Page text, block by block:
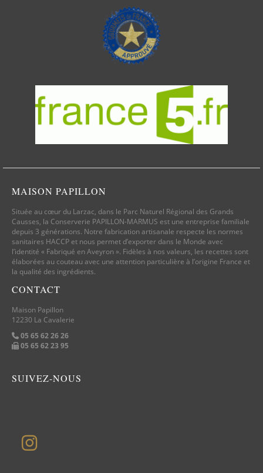
MAISON PAPILLON
Située au cœur du Larzac, dans le Parc Naturel Régional des Grands
Causses, la Conserverie PAPILLON-MARMUS est une entreprise familiale
depuis 3 générations. Notre fabrication artisanale respecte les normes
sanitaires HACCP et nous permet d’exporter dans le Monde avec
l’identité « Fabriqué en Aveyron ». Fidèles à nos valeurs, les recettes sont
élaborées au couteau avec une attention particulière à l’origine France et
la qualité des ingrédients.
CONTACT
Maison Papillon
12230 La Cavalerie
05 65 62 26 26
05 65 62 23 95
SUIVEZ-NOUS